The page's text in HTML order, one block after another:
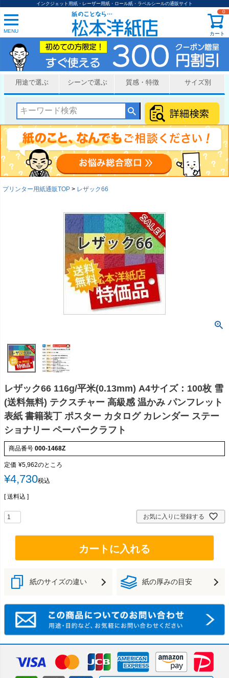
インクジェット用紙・レーザー用紙・ロール紙・ラベルシールの通販サイト
MENU カート
0
用途で選ぶ シーンで選ぶ 質感・特徴 サイズ別
プリンター用紙通販TOP レザック66
レザック66 116g/平米(0.13mm) A4サイズ：100枚 雪
(送料無料) テクスチャー 高級感 温かみ パンフレット
表紙 書籍装丁 ポスター カタログ カレンダー ステー
ショナリー ペーパークラフト
商品番号 000-1468Z
定価 ¥5,962のところ
¥4,730税込
送料込
お気に入りに登録する
カートに入れる
紙のサイズの違い 紙の厚みの目安